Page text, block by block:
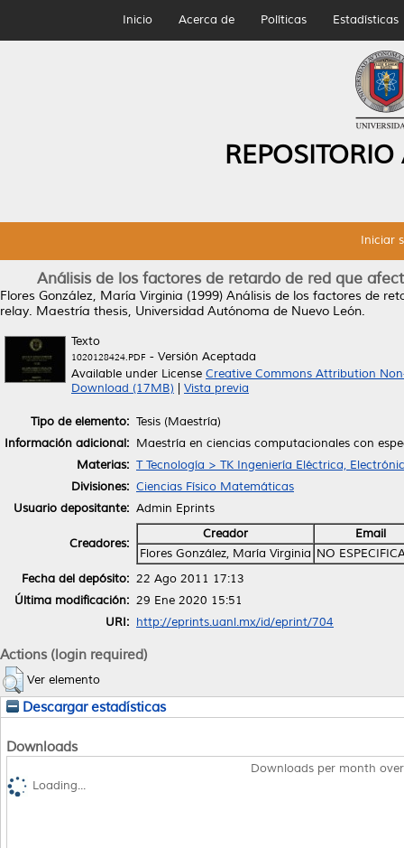
Inicio Acerca de Políticas Estadísticas
Iniciar
Análisis de los factores de retardo de red que
Flores González, María Virginia (1999) Análisis de los factores de
relay. Maestría thesis, Universidad Autónoma de Nuevo León.
Texto
1020128424.PDF - Versión Aceptada
Available under License Creative Commons Attribution
Download (17MB)
Vista previa
Tipo de elemento: Tesis (Maestría)
Información adicional: Maestría en ciencias computacionales con
Materias: T Tecnología > TK Ingeniería Eléctrica,
Divisiones: Ciencias Físico Matemáticas
Usuario depositante: Admin Eprints
Creadores:
Creador
Email
Flores González, María Virginia NO
Fecha del depósito: 22 Ago 2011 17:13
Última modificación: 29 Ene 2020 15:51
URI: http://eprints.uanl.mx/id/eprint/704
Actions (login required)
Ver elemento
Descargar estadísticas
Downloads
Downloads per month
Loading...